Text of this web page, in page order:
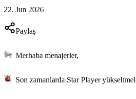
22. Jun 2026
Paylaş
Merhaba menajerler,
Son zamanlarda Star Player